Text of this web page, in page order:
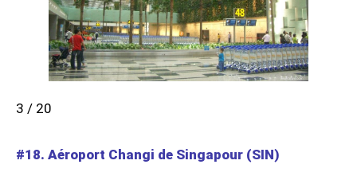
3 / 20
#18. Aéroport Changi de Singapour (SIN)